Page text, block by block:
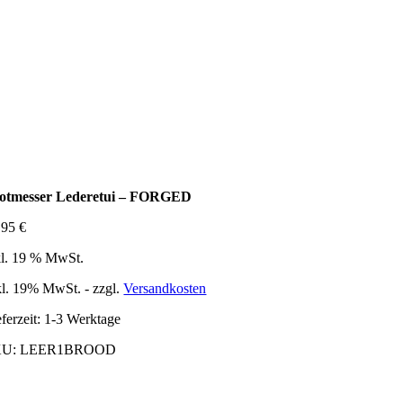
Lederetui – FORGED
€
19 % MwSt.
19% MwSt. - zzgl.Versandkosten
1-3 Werktage
LEER1BROOD